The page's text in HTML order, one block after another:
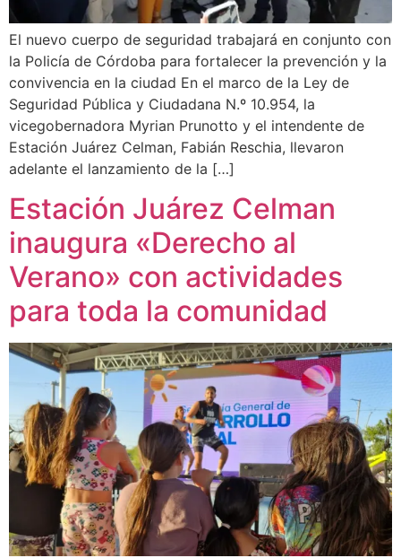
El nuevo cuerpo de seguridad trabajará en conjunto con
la Policía de Córdoba para fortalecer la prevención y la
convivencia en la ciudad En el marco de la Ley de
Seguridad Pública y Ciudadana N.º 10.954, la
vicegobernadora Myrian Prunotto y el intendente de
Estación Juárez Celman, Fabián Reschia, llevaron
adelante el lanzamiento de la […]
Estación Juárez Celman
inaugura «Derecho al
Verano» con actividades
para toda la comunidad